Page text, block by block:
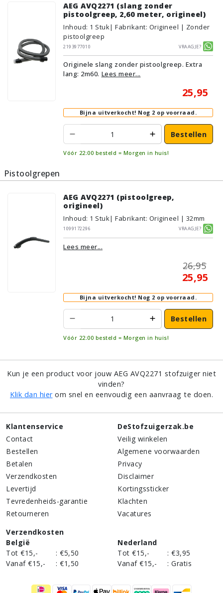
AEG AVQ2271 (slang zonder
pistoolgreep, 2,60 meter, origineel)
Inhoud: 1 Stuk| Fabrikant: Origineel | Zonder
pistoolgreep
2193977010
Vraagje?
Originele slang zonder pistoolgreep. Extra
lang: 2m60. Lees meer...
25,95
Bijna uitverkocht! Nog 2 op voorraad.
Bestellen
Vóór 22:00 besteld = Morgen in huis!
Pistoolgrepen
AEG AVQ2271 (pistoolgreep,
origineel)
Inhoud: 1 Stuk| Fabrikant: Origineel | 32mm
1099172296
Vraagje?
Lees meer...
26,95
25,95
Bijna uitverkocht! Nog 2 op voorraad.
Bestellen
Vóór 22:00 besteld = Morgen in huis!
Kun je een product voor jouw AEG AVQ2271 stofzuiger niet
vinden?
Klik dan hierom snel en eenvoudig een aanvraag te doen.
Klantenservice
Contact
Bestellen
Betalen
Verzendkosten
Levertijd
Tevredenheids-garantie
Retourneren
DeStofzuigerzak.be
Veilig winkelen
Algemene voorwaarden
Privacy
Disclaimer
Kortingssticker
Klachten
Vacatures
Verzendkosten
België
Tot €15,-
: €5,50
Vanaf €15,-
: €1,50
Nederland
Tot €15,-
: €3,95
Vanaf €15,-
: Gratis